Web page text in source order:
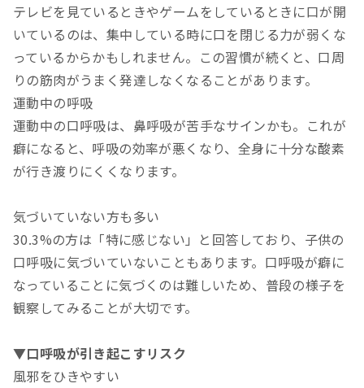
テレビを見ているときやゲームをしているときに口が開
いているのは、集中している時に口を閉じる力が弱くな
っているからかもしれません。この習慣が続くと、口周
りの筋肉がうまく発達しなくなることがあります。
運動中の呼吸
運動中の口呼吸は、鼻呼吸が苦手なサインかも。これが
癖になると、呼吸の効率が悪くなり、全身に十分な酸素
が行き渡りにくくなります。
気づいていない方も多い
30.3%の方は「特に感じない」と回答しており、子供の
口呼吸に気づいていないこともあります。口呼吸が癖に
なっていることに気づくのは難しいため、普段の様子を
観察してみることが大切です。
▼口呼吸が引き起こすリスク
風邪をひきやすい